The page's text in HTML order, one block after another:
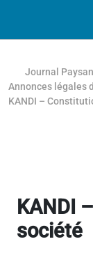
Journal
Annonces légales
KANDI –
KANDI
société